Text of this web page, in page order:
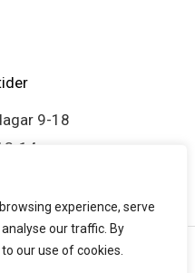
experience, serve
our traffic. By
our use of cookies.
9-18
14